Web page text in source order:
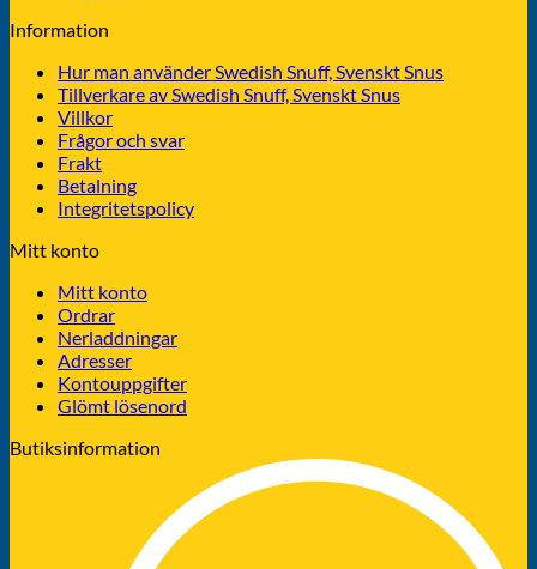
Information
Hur man använder Swedish Snuff, Svenskt Snus
Tillverkare av Swedish Snuff, Svenskt Snus
Villkor
Frågor och svar
Frakt
Betalning
Integritetspolicy
Mitt konto
Mitt konto
Ordrar
Nerladdningar
Adresser
Kontouppgifter
Glömt lösenord
Butiksinformation